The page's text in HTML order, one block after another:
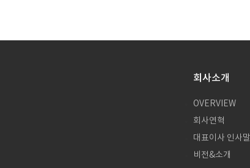
회사소개
OVERVIEW
회사연혁
대표이사 인사말
비전&소개